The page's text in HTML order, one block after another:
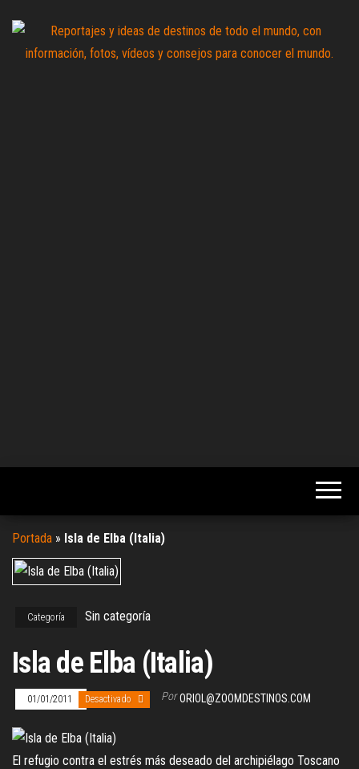
contenido
Portada » Isla de Elba (Italia)
Categoría Sin categoría
Isla de Elba (Italia)
01/01/2011 Desactivado Por ORIOL@ZOOMDESTINOS.COM
El refugio contra el estrés más deseado del archipiélago Toscano